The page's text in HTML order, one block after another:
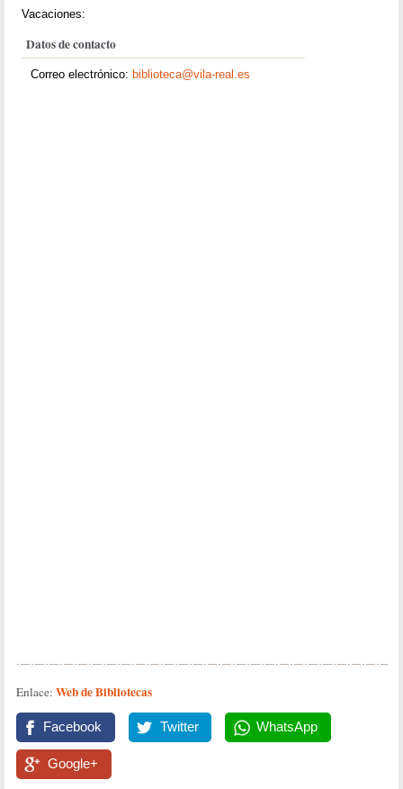
Vacaciones:
Datos de contacto
Correo electrónico: biblioteca@vila-real.es
Enlace:Web de Bibliotecas
Facebook Twitter WhatsApp
Google+